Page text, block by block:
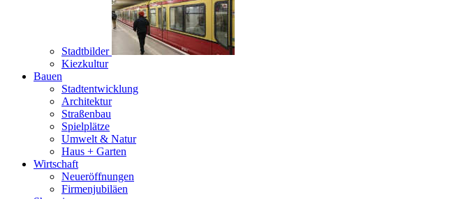
Stadtbilder
Kiezkultur
Bauen
Stadtentwicklung
Architektur
Straßenbau
Spielplätze
Umwelt & Natur
Haus + Garten
Wirtschaft
Neueröffnungen
Firmenjubiläen